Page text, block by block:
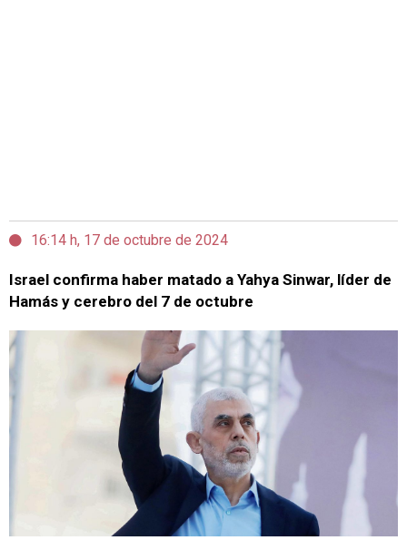
16:14 h, 17 de octubre de 2024
Israel confirma haber matado a Yahya Sinwar, líder de
Hamás y cerebro del 7 de octubre